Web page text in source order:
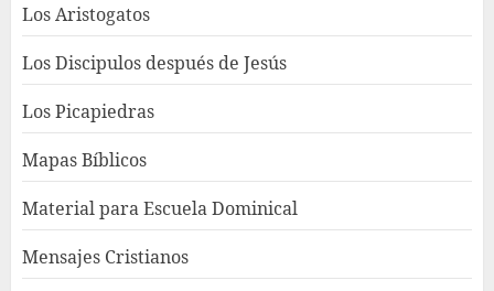
Los Aristogatos
Los Discipulos después de Jesús
Los Picapiedras
Mapas Bíblicos
Material para Escuela Dominical
Mensajes Cristianos